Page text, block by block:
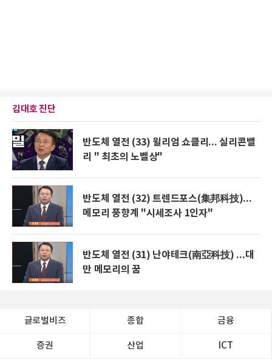
김대호 진단
반도체 열전 (33) 윌리엄 쇼클리... 실리콘밸
리 " 최초의 노벨상"
반도체 열전 (32) 트렌드포스(集邦科技)...
메모리 풍향계 "시세조사 1인자"
반도체 열전 (31) 난야테크(南亞科技) ...대
만 메모리의 꿈
글로벌비즈 종합 금융
증권 산업 ICT